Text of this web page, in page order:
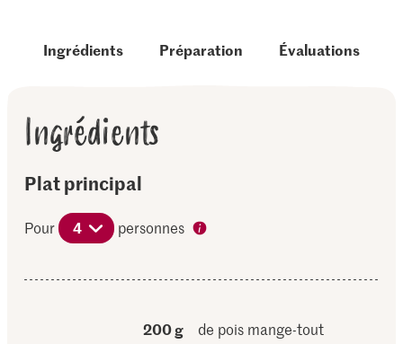
Ingrédients Préparation Évaluations
Ingrédients
Plat principal
Pour 4 personnes
200 g
de pois mange-tout